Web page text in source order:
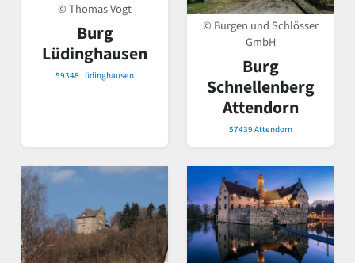
© Thomas Vogt
Burg
Lüdinghausen
59348 Lüdinghausen
© Burgen und Schlösser
GmbH
Burg
Schnellenberg
Attendorn
57439 Attendorn